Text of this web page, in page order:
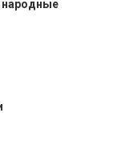
народные